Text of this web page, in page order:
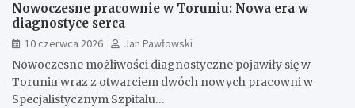
Nowoczesne pracownie w Toruniu: Nowa era w
diagnostyce serca
10 czerwca 2026
Jan Pawłowski
Nowoczesne możliwości diagnostyczne pojawiły się w
Toruniu wraz z otwarciem dwóch nowych pracowni w
Specjalistycznym Szpitalu…